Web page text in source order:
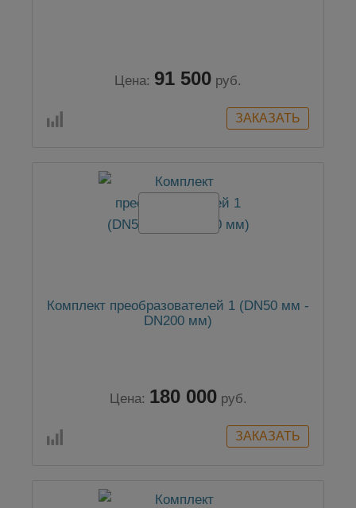
Цена: 91 500 руб.
Комплект преобразователей 1 (DN50 мм -
DN200 мм)
Цена: 180 000 руб.